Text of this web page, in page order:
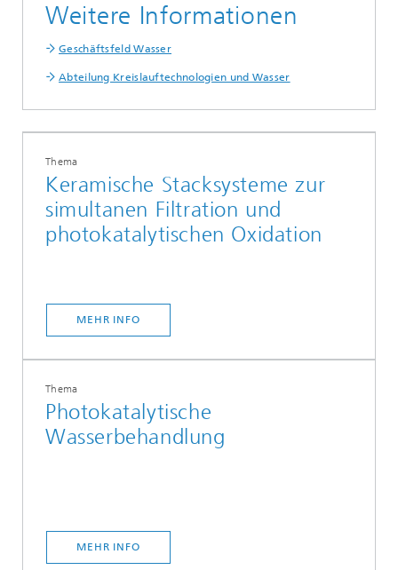
Weitere Informationen
Geschäftsfeld Wasser
Abteilung Kreislauftechnologien und Wasser
Thema
Keramische Stacksysteme zur
simultanen Filtration und
photokatalytischen Oxidation
MEHR INFO
Thema
Photokatalytische
Wasserbehandlung
MEHR INFO